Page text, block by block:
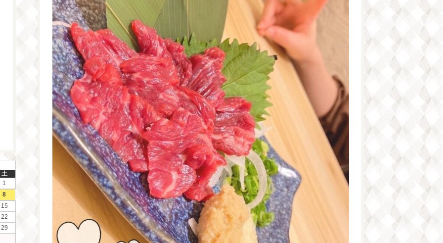
土
1
8
15
22
29